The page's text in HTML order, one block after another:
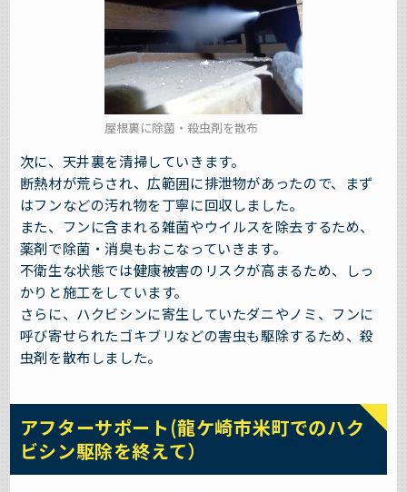
屋根裏に除菌・殺虫剤を散布
次に、天井裏を清掃していきます。
断熱材が荒らされ、広範囲に排泄物があったので、まず
はフンなどの汚れ物を丁寧に回収しました。
また、フンに含まれる雑菌やウイルスを除去するため、
薬剤で除菌・消臭もおこなっていきます。
不衛生な状態では健康被害のリスクが高まるため、しっ
かりと施工をしています。
さらに、ハクビシンに寄生していたダニやノミ、フンに
呼び寄せられたゴキブリなどの害虫も駆除するため、殺
虫剤を散布しました。
アフターサポート(龍ケ崎市米町でのハク
ビシン駆除を終えて）